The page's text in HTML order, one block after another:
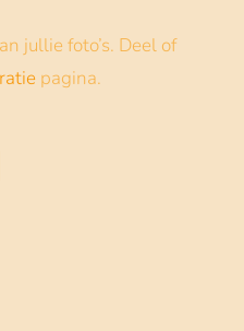
jullie foto’s. Deel of
pagina.